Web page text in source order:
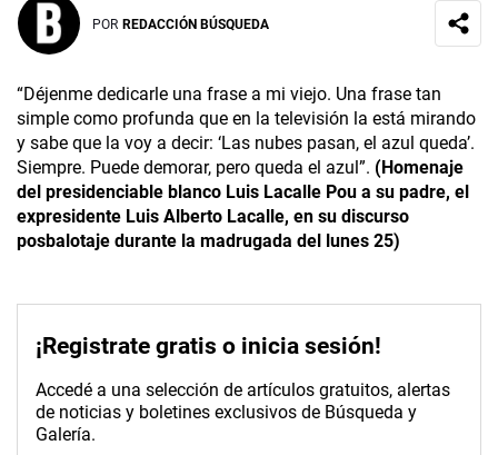
POR REDACCIÓN BÚSQUEDA
“Déjenme dedicarle una frase a mi viejo. Una frase tan
simple como profunda que en la televisión la está mirando
y sabe que la voy a decir: ‘Las nubes pasan, el azul queda’.
Siempre. Puede demorar, pero queda el azul”. (Homenaje
del presidenciable blanco Luis Lacalle Pou a su padre, el
expresidente Luis Alberto Lacalle, en su discurso
posbalotaje durante la madrugada del lunes 25)
¡Registrate gratis o inicia sesión!
Accedé a una selección de artículos gratuitos, alertas
de noticias y boletines exclusivos de Búsqueda y
Galería.